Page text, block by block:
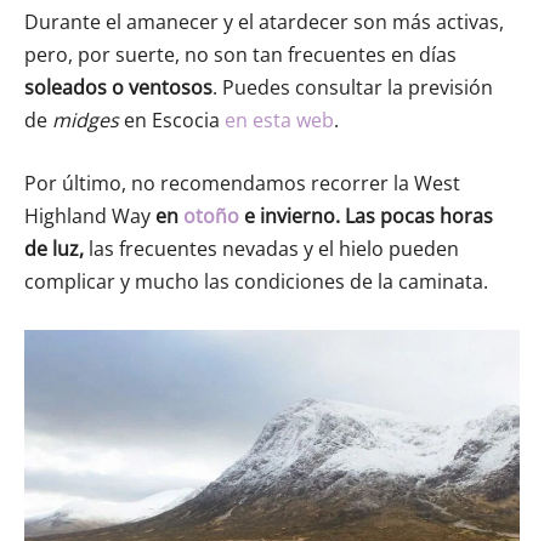
Durante el amanecer y el atardecer son más activas,
pero, por suerte, no son tan frecuentes en días
soleados o ventosos. Puedes consultar la previsión
de midgesen Escocia en esta web.
Por último, no recomendamos recorrer la West
Highland Way en otoño e invierno. Las pocas horas
de luz, las frecuentes nevadas y el hielo pueden
complicar y mucho las condiciones de la caminata.